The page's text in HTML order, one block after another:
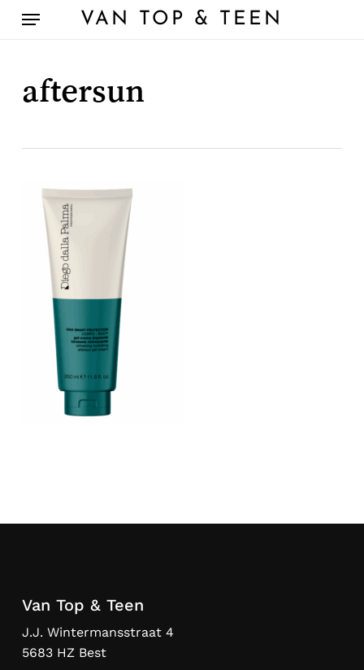
VAN TOP & TEEN
Menu
aftersun
Van Top & Teen
J.J. Wintermansstraat 4
5683 HZ Best